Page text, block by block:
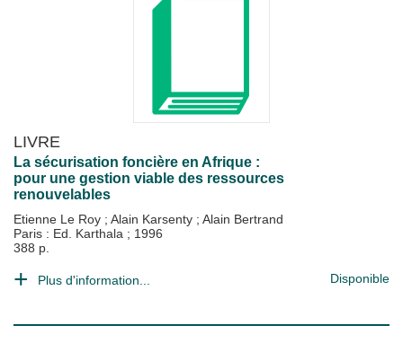
LIVRE
La sécurisation foncière en Afrique :
pour une gestion viable des ressources
renouvelables
Etienne Le Roy ; Alain Karsenty ; Alain Bertrand
Paris : Ed. Karthala ; 1996
388 p.
Plus d'information... Disponible